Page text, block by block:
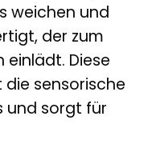
weichen und
der zum
einlädt. Diese
sensorische
und sorgt für